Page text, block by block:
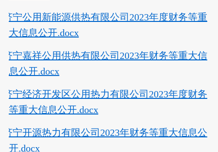
济宁公用新能源供热有限公司2023年度财务等重
大信息公开.docx
济宁嘉祥公用供热有限公司2023年财务等重大信
息公开.docx
济宁经济开发区公用热力有限公司2023年度财务
等重大信息公开.docx
济宁开源热力有限公司2023年财务等重大信息公
开.docx